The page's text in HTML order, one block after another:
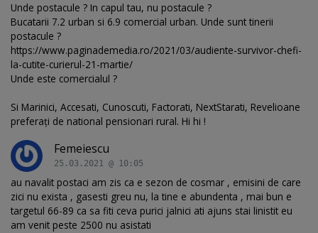
Unde postacule ? In capul tau, nu postacule ?
Bucatarii 7.2 urban si 6.9 comercial urban. Unde sunt tinerii
postacule ?
https://www.paginademedia.ro/2021/03/audiente-survivor-chefi-
la-cutite-curierul-21-martie/
Unde este comercialul ?
Si Marinici, Accesati, Cunoscuti, Factorati, NextStarati, Revelioane
preferați de national pensionari rural. Hi hi !
Femeiescu
25.03.2021 @ 10:05
au navalit postaci am zis ca e sezon de cosmar , emisini de care
zici nu exista , gasesti greu nu, la tine e abundenta , mai bun e
targetul 66-89 ca sa fiti ceva purici jalnici ati ajuns stai linistit eu
am venit peste 2500 nu asistati